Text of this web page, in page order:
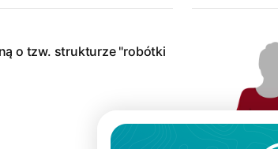
o tzw. strukturze "robótki